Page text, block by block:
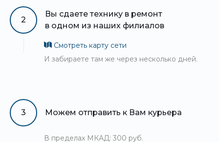
2
Вы сдаете технику в ремонт
в одном из наших филиалов
Смотреть карту сети
И забираете там же через несколько дней.
3 Можем отправить к Вам курьера
В пределах МКАД: 300 руб.